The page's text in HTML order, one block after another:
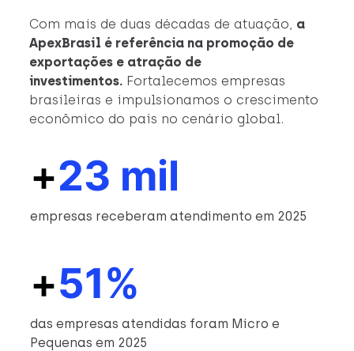
Com mais de duas décadas de atuação, a
ApexBrasil é referência na promoção de
exportações e atração de
investimentos. Fortalecemos empresas
brasileiras e impulsionamos o crescimento
econômico do país no cenário global.
+23 mil
empresas receberam atendimento em 2025
+51%
das empresas atendidas foram Micro e
Pequenas em 2025